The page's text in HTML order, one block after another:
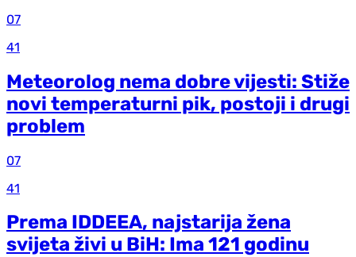
07
41
Meteorolog nema dobre vijesti: Stiže
novi temperaturni pik, postoji i drugi
problem
07
41
Prema IDDEEA, najstarija žena
svijeta živi u BiH: Ima 121 godinu